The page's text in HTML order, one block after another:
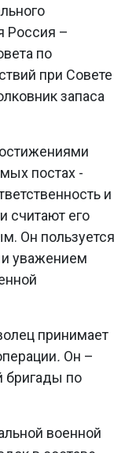
Россия –
по
при Совете
запаса
постах -
и
считают его
Он пользуется
уважением
принимает
. Он –
бригады по
военной